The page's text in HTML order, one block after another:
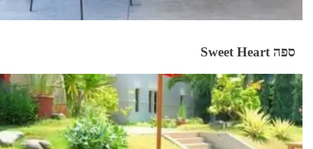
ספה Sweet Heart